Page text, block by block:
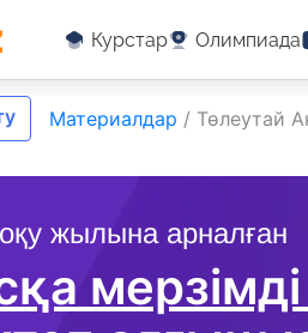
Курстар Олимпиада
жылына арналған
Материалдар / Төлеутай